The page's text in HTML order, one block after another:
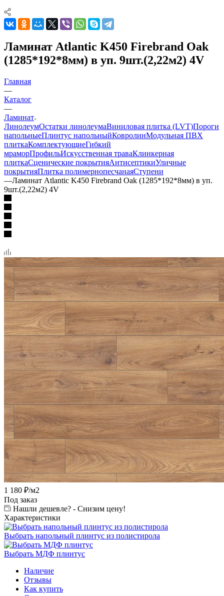
Ламинат Atlantic K450 Firebrand Oak
(1285*192*8мм) в уп. 9шт.(2,22м2) 4V
Главная
—
Каталог
—
Ламинат
ЛинолеумОстатки линолеумаВиниловая плитка (LVT)Пороги
напольныеПлинтус напольныйКовролинМодульная ПВХ
плиткаКомплектующиеГибкий
мраморПрофильИскусственная траваКлинкерная
плиткаСценические покрытияАнтисептикиУличные
покрытияПлитка полимернопесчанаяСтупени
—Ламинат Atlantic K450 Firebrand Oak (1285*192*8мм) в уп.
9шт.(2,22м2) 4V
1 180 ₽/м2
Под заказ
Нашли дешевле? - Снизим цену!
Характеристики
Выбрать напольный плинтус из полистирола
Выбрать МДФ плинтус
Наличие
Отзывы
Как купить